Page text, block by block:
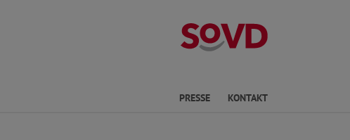
Kreisverband
PRESSE KONTAKT